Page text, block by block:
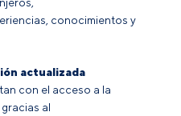
conocimientos y
actualizada
con el acceso a la
al